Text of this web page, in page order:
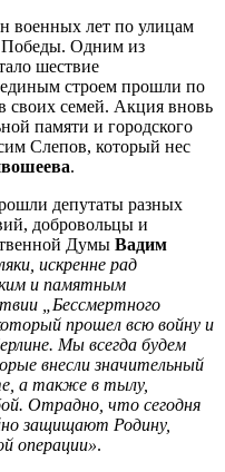
военных лет по улицам
Победы. Одним из
шествие
единым строем прошли по
своих семей. Акция вновь
памяти и городского
Слепов, который нес
.
депутаты разных
добровольцы и
Думы Вадим
искренне рад
и памятным
„Бессмертного
прошел всю войну и
Мы всегда будем
внесли значительный
а также в тылу,
Отрадно, что сегодня
защищают Родину,
операции».